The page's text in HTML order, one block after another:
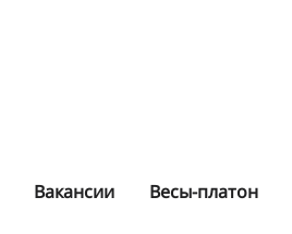
Вакансии Весы-платон